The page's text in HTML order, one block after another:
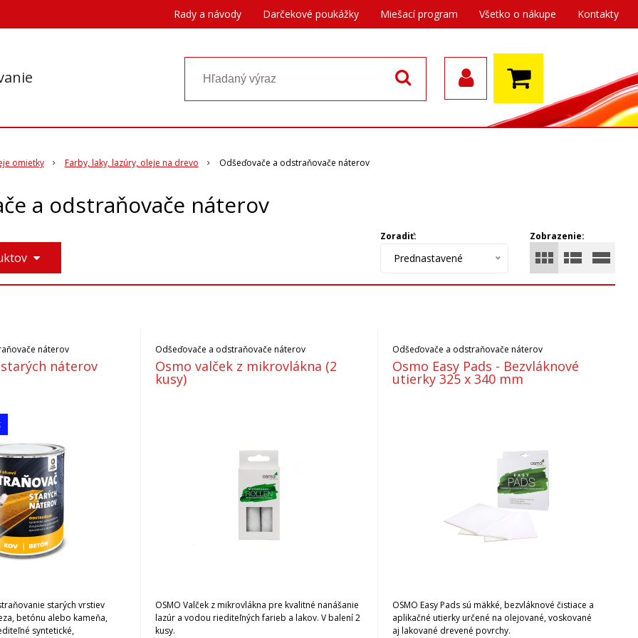
Rady a návody Darčekové poukážky Miešací program Všetko o nákupe Kontakty
omietky Farby, laky, lazúry, oleje na drevo Odšeďovače a odstraňovače náterov
a odstraňovače náterov
Zobrazenie:
Zoradiť:
Prednastavené
náterov
náterov
starých vrstiev
betónu alebo kameňa,
syntetické,
Odšeďovače a odstraňovače náterov
Osmo valček z mikrovlákna (2
kusy)
OSMO Valček z mikrovlákna pre kvalitné nanášanie
lazúr a vodou riediteľných farieb a lakov. V balení 2
kusy.
Odšeďovače a odstraňovače náterov
Osmo Easy Pads - Bezvláknové
utierky 325 x 340 mm
OSMO Easy Pads sú mäkké, bezvláknové čistiace a
aplikačné utierky určené na olejované, voskované
aj lakované drevené povrchy.